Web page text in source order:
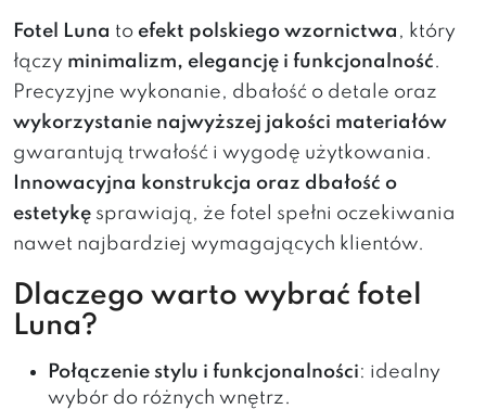
Fotel Luna to efekt polskiego wzornictwa , który
łączy minimalizm, elegancję i funkcjonalność.
Precyzyjne wykonanie, dbałość o detale oraz
wykorzystanie najwyższej jakości materiałów
gwarantują trwałość i wygodę użytkowania.
Innowacyjna konstrukcja oraz dbałość o
estetykę sprawiają, że fotel spełni oczekiwania
nawet najbardziej wymagających klientów.
Dlaczego warto wybrać fotel
Luna?
Połączenie stylu i funkcjonalności: idealny
wybór do różnych wnętrz.